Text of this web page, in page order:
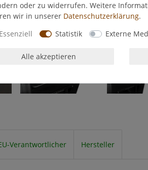
Verantwortlicher Hersteller
oder zu widerrufen. Weitere
wir in unserer Daten­schutz­erklärung.
Essenziell
Statistik Externe
Alle akzeptieren